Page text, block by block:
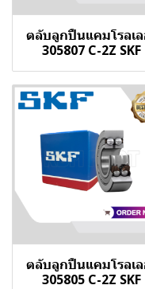
ตลับลูกปืนแคมโรลเล
305807 C-2Z SKF
ตลับลูกปืนแคมโรลเล
305805 C-2Z SKF